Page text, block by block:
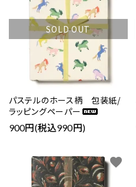
SOLD OUT
パステルのホース柄 包装紙/
ラッピングペーパー
900円(税込990円)
favorite